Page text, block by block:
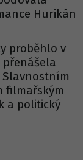
Hurikán
proběhlo v
přenášela
Slavnostním
filmařským
a politický